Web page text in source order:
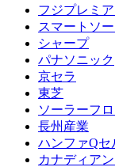
フジプレミ
スマートソ
シャープ
パナソニック
京セラ
東芝
ソーラーフ
長州産業
ハンファQセ
カナディア